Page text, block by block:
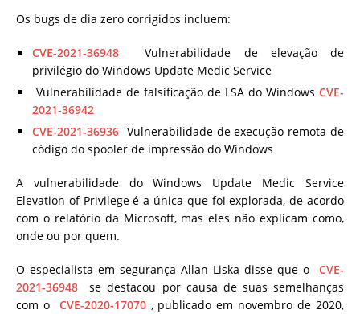
Os bugs de dia zero corrigidos incluem:
CVE-2021-36948 Vulnerabilidade de elevação de
privilégio do Windows Update Medic Service
Vulnerabilidade de falsificação de LSA do Windows CVE-
2021-36942
CVE-2021-36936 Vulnerabilidade de execução remota de
código do spooler de impressão do Windows
A vulnerabilidade do Windows Update Medic Service
Elevation of Privilege é a única que foi explorada, de acordo
com o relatório da Microsoft, mas eles não explicam como,
onde ou por quem.
O especialista em segurança Allan Liska disse que o CVE-
2021-36948 se destacou por causa de suas semelhanças
com o CVE-2020-17070, publicado em novembro de 2020,